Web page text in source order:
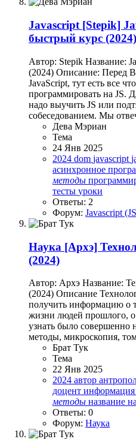
Javascript [Stepik]
быстрый курс (2024)
Автор: Stepik Название:
(2024) Описание: Перед
JavaScript, тут есть все
программировать на JS.
надо выучить JS или
собеседованием. Мы
Дева Мэриан
Тема
24 Янв 2025
2024 dom javascript
асинхронное
методы
тесты уроки
Ответы: 2
Форум: Javascript
Наука [Архэ]
(2024)
Автор: Архэ Название:
(2024) Описание
получить информацию о
жизни людей прошлого,
узнать было
методы, микроскопия,
Брат Тук
Тема
22 Янв 2025
2024 автор
доцент информация
методы название
Ответы: 0
Форум: Наука